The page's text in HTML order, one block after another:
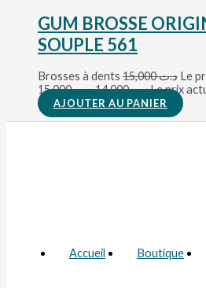
GUM BROSSE
SOUPLE 561
Brosses à dents د.ت15,000
Le
د.ت 15,000.
د.ت14,000
AJOUTER AU PANIER
Accueil Boutique